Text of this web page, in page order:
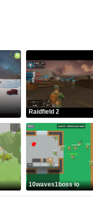
Raidfield 2
10waves1boss io